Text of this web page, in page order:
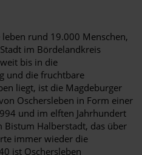
rund 19.000 Menschen,
im Bördelandkreis
bis in die
und die fruchtbare
liegt, ist die Magdeburger
Oschersleben in Form einer
und im elften Jahrhundert
Bistum Halberstadt, das über
immer wieder die
ist Oschersleben